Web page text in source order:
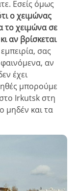
Εσείς όμως
ο χειμώνας
το χειμώνα σε
αν βρίσκεται
σας
αν
έχει
μπορούμε
Irkutsk στη
μηδέν και τα